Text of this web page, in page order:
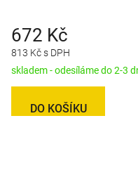
813 Kč s DPH
672 Kč
skladem - odesíláme do 2-3
DO KOŠÍKU